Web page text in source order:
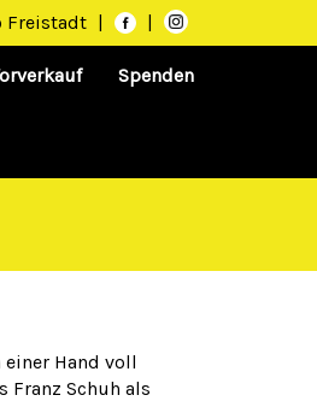
Freistadt | |
Spenden
Hand voll
Franz Schuh als